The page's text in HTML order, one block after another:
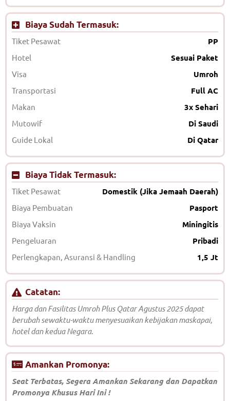
Biaya Sudah Termasuk:
Tiket Pesawat PP
Hotel Sesuai Paket
Visa Umroh
Transportasi Full AC
Makan 3x Sehari
Mutowif Di Saudi
Guide Lokal Di Qatar
Biaya Tidak Termasuk:
Tiket Pesawat Domestik (Jika Jemaah Daerah)
Biaya Pembuatan Pasport
Biaya Vaksin Miningitis
Pengeluaran Pribadi
Perlengkapan, Asuransi & Handling 1,5 Jt
Catatan:
Harga dan Fasilitas Umroh Plus Qatar Agustus 2025 dapat
berubah sewaktu-waktu menyesuaikan kebijakan maskapai,
hotel dan kedua Negara.
Amankan Promonya:
Seat Terbatas, Segera Amankan Sekarang dan Dapatkan
Promonya Khusus Hari Ini !